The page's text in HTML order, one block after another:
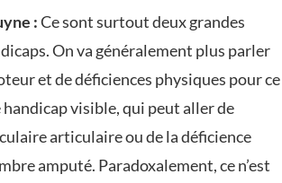
:Ce sont surtout deux grandes
On va généralement plus parler
et de déficiences physiques pour ce
visible, qui peut aller de
articulaire ou de la déficience
amputé. Paradoxalement, ce n’est